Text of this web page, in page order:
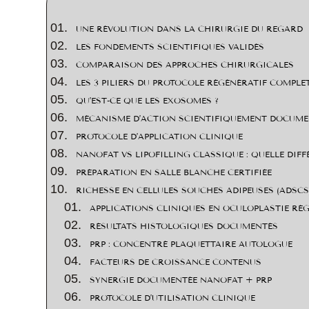
UNE RÉVOLUTION DANS LA CHIRURGIE DU REGARD
LES FONDEMENTS SCIENTIFIQUES VALIDÉS
COMPARAISON DES APPROCHES CHIRURGICALES
LES 3 PILIERS DU PROTOCOLE RÉGÉNÉRATIF
QU’EST-CE QUE LES EXOSOMES ?
MÉCANISME D’ACTION SCIENTIFIQUEMENT
PROTOCOLE D’APPLICATION CLINIQUE
NANOFAT VS LIPOFILLING CLASSIQUE : QUELLE
PRÉPARATION EN SALLE BLANCHE CERTIFIÉE
RICHESSE EN CELLULES SOUCHES ADIPEUSES
APPLICATIONS CLINIQUES EN OCULOPLASTIE
RÉSULTATS HISTOLOGIQUES DOCUMENTÉS
PRP : CONCENTRÉ PLAQUETTAIRE AUTOLOGUE
FACTEURS DE CROISSANCE CONTENUS
SYNERGIE DOCUMENTÉE NANOFAT + PRP
PROTOCOLE D’UTILISATION CLINIQUE